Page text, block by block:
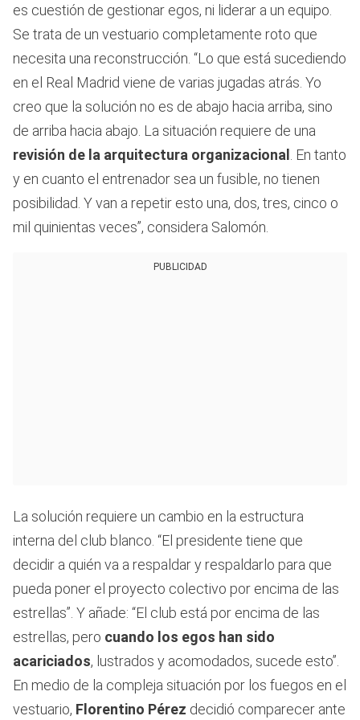
es cuestión de gestionar egos, ni liderar a un equipo.
Se trata de un vestuario completamente roto que
necesita una reconstrucción. “Lo que está sucediendo
en el Real Madrid viene de varias jugadas atrás. Yo
creo que la solución no es de abajo hacia arriba, sino
de arriba hacia abajo. La situación requiere de una
revisión de la arquitectura organizacional . En tanto
y en cuanto el entrenador sea un fusible, no tienen
posibilidad. Y van a repetir esto una, dos, tres, cinco o
mil quinientas veces”, considera Salomón.
PUBLICIDAD
La solución requiere un cambio en la estructura
interna del club blanco. “El presidente tiene que
decidir a quién va a respaldar y respaldarlo para que
pueda poner el proyecto colectivo por encima de las
estrellas”. Y añade: “El club está por encima de las
estrellas, pero cuando los egos han sido
acariciados, lustrados y acomodados, sucede esto”.
En medio de la compleja situación por los fuegos en el
vestuario, Florentino Pérez decidió comparecer ante